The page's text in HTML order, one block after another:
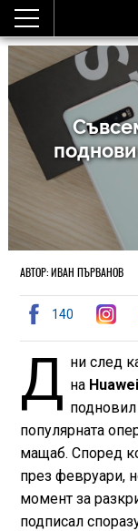
АВТОР: ИВАН ПЪРВАНОВ
140
Д ни след
на
подновил
популярната
мащаб. Според
през февруари,
момент за
подписал